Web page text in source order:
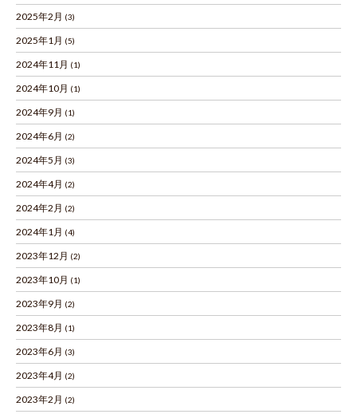
2025年2月 (3)
2025年1月 (5)
2024年11月 (1)
2024年10月 (1)
2024年9月 (1)
2024年6月 (2)
2024年5月 (3)
2024年4月 (2)
2024年2月 (2)
2024年1月 (4)
2023年12月 (2)
2023年10月 (1)
2023年9月 (2)
2023年8月 (1)
2023年6月 (3)
2023年4月 (2)
2023年2月 (2)